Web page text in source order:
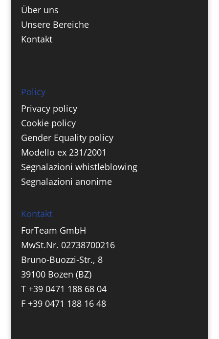
Über uns
Unsere Bereiche
Kontakt
Policy
Privacy policy
Cookie policy
Gender Equality policy
Modello ex 231/2001
Segnalazioni whistleblowing
Segnalazioni anonime
Kontakt
ForTeam GmbH
MwSt.Nr. 02738700216
Bruno-Buozzi-Str., 8
39100 Bozen (BZ)
T +39 0471 188 68 04
F +39 0471 188 16 48